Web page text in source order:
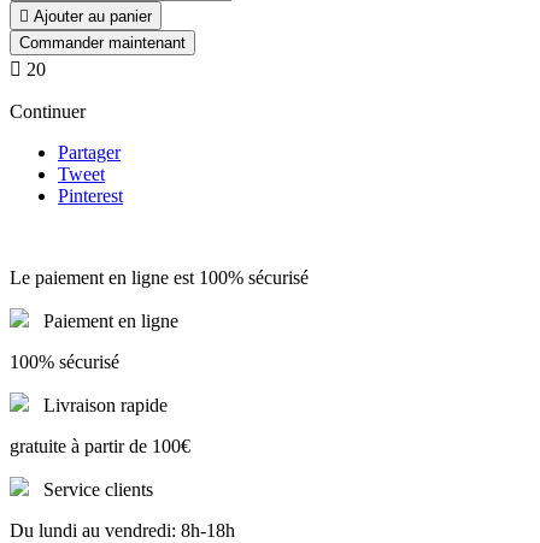
 Ajouter au panier
Commander maintenant
 20
Continuer
Partager
Tweet
Pinterest
Le paiement en ligne est 100% sécurisé
Paiement en ligne
100% sécurisé
Livraison rapide
gratuite à partir de 100€
Service clients
Du lundi au vendredi: 8h-18h